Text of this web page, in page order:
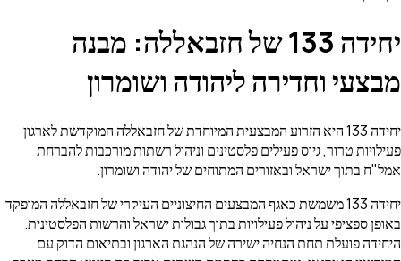
יחידה 133 של חזבאללה: מבנה
מבצעי וחדירה ליהודה ושומרון
יחידה 133 היא הזרוע המבצעית המיוחדת של חזבאללה המוקדשת לארגון
פעילויות טרור, גיוס פעילים פלסטינים וניהול רשתות מורכבות להברחת
אמל"ח בתוך ישראל ובאזורים המתוחים של יהודה ושומרון.
יחידה 133 משמשת כאגף המבצעים החיצוניים העיקרי של חזבאללה המופקד
באופן ספציפי על ניהול פעילויות בתוך גבולות ישראל והרשות הפלסטינית.
היחידה פועלת תחת הנחיה ישירה של הנהגת הארגון ובתיאום הדוק עם